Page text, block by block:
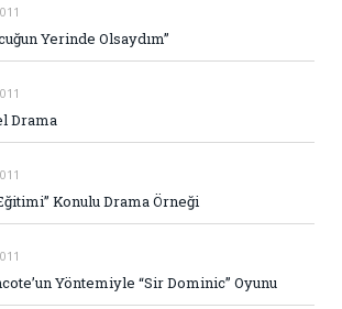
Yerinde Olsaydım”
Drama
Konulu Drama Örneği
Yöntemiyle “Sir Dominic” Oyunu